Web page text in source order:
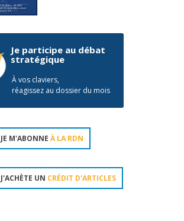
Je participe au débat
stratégique
À vos claviers,
réagissez au dossier du mois
JE M'ABONNE À LA RDN
J'ACHÈTE UN CRÉDIT D'ARTICLES